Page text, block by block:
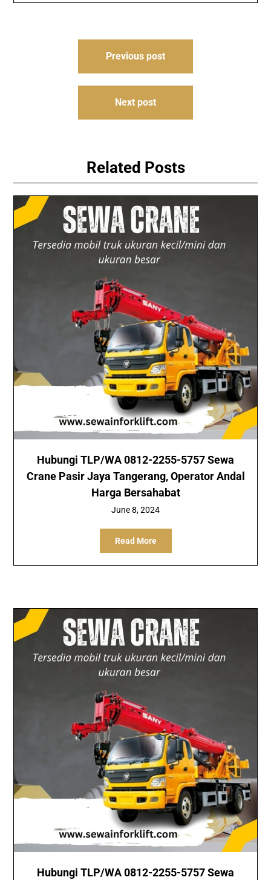
Previous post
Next post
Related Posts
Hubungi TLP/WA 0812-2255-5757 Sewa
Crane Pasir Jaya Tangerang, Operator Andal
Harga Bersahabat
June 8, 2024
Read More
Hubungi TLP/WA 0812-2255-5757 Sewa